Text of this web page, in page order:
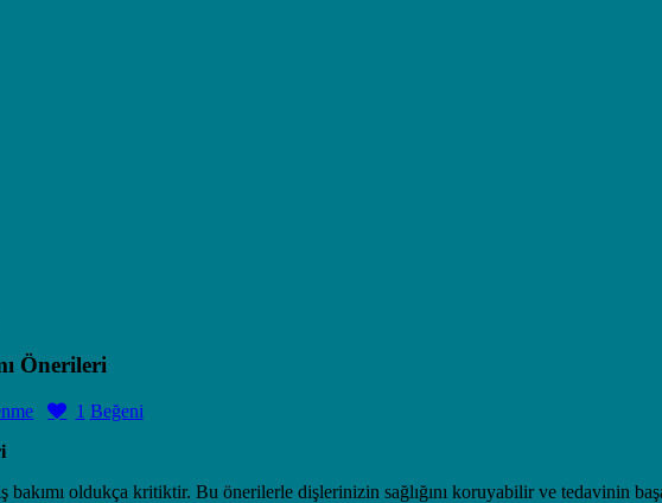
Önerileri
1 Beğeni
bakımı oldukça kritiktir. Bu önerilerle dişlerinizin sağlığını koruyabilir ve tedavinin